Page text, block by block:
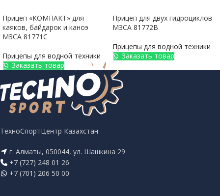
Прицеп «КОМПАКТ» для
каяков, байдарок и каноэ
МЗСА 81771С
Прицепы для водной техники
Заказать товар
Прицеп для двух гидроциклов
МЗСА 81772B
Прицепы для водной техники
Заказать товар
ТехноСпортЦентр Казахстан
г. Алматы, 050044, ул. Шашкина 29
+7 (727) 248 01 26
+7 (701) 206 50 00